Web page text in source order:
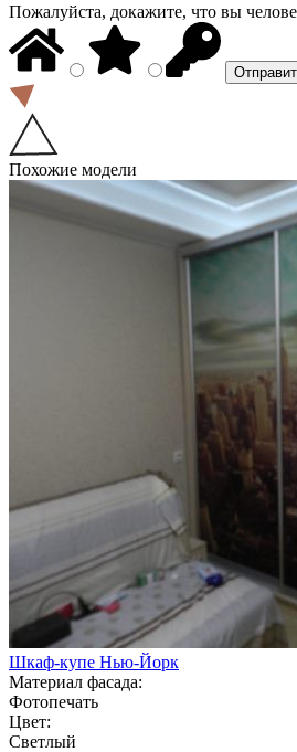
Пожалуйста, докажите, что вы
Похожие модели
Шкаф-купе Нью-Йорк
Материал фасада:
Фотопечать
Цвет:
Светлый